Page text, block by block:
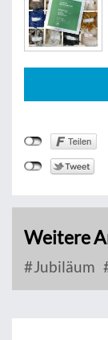
Weitere
Jubiläum